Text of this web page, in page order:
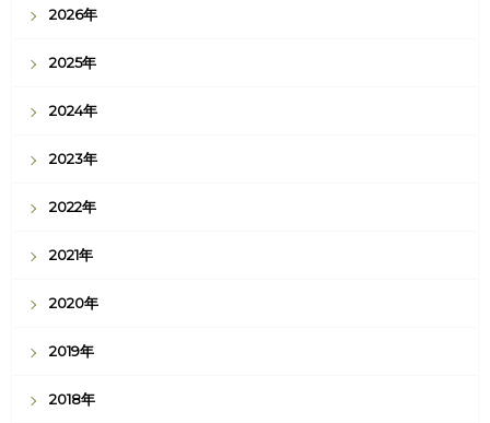
2026年
2025年
2024年
2023年
2022年
2021年
2020年
2019年
2018年